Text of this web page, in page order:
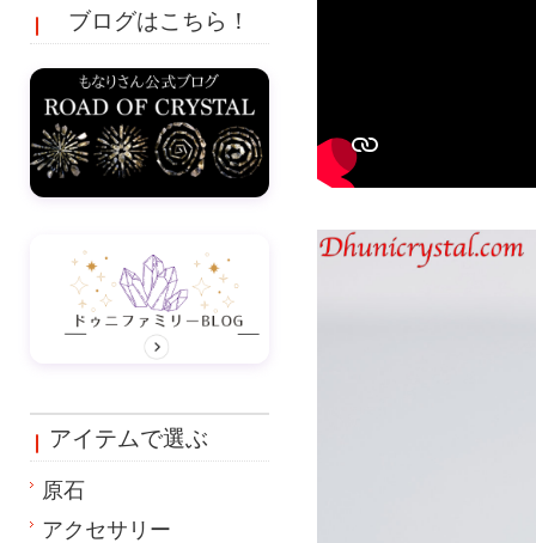
ブログはこちら！
アイテムで選ぶ
原石
アクセサリー